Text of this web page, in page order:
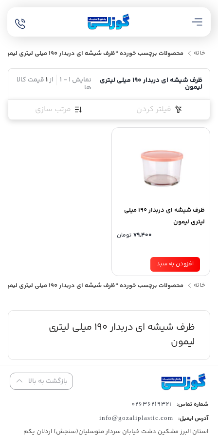
خانه محصولات برچسب خورده “ظرف شیشه ای دربدار 190 میلی لیتری لیمون”
ظرف شیشه ای دربدار 190 میلی لیتری
لیمون
نمایش 1
-
1 از1 قیمت کالا
ها
فیلتر کردن مرتب سازی
ظرف شیشه ای دربدار 190 میلی
لیتری لیمون
تومان
افزودن به سبد
خانه محصولات برچسب خورده “ظرف شیشه ای دربدار 190 میلی لیتری لیمون”
ظرف شیشه ای دربدار 190 میلی لیتری
لیمون
بازگشت به بالا
شماره تماس: 02636219321
آدرس ایمیل: info@gozaliplastic.com
استان البرز مشکین دشت خیابان سردار متوسلیان(سنجش) اردلان یکم